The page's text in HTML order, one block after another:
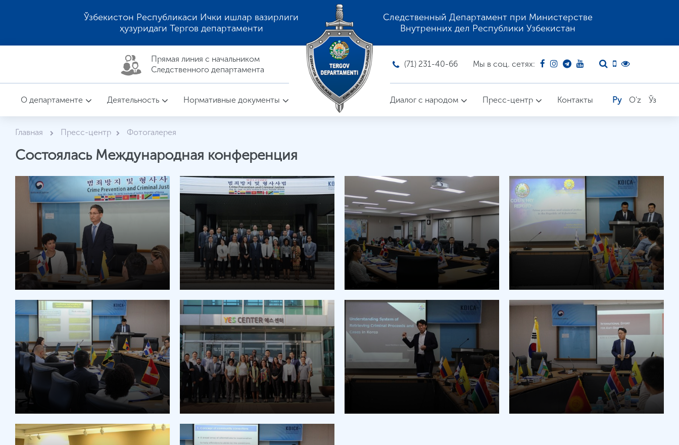
Ўзбекистон Республикаси Ички ишлар вазирлиги
ҳузуридаги Тергов департаменти
Следственный Департамент при Министерстве
Внутренних дел Республики Узбекистан
Прямая линия c начальником
Следственного департамента
(71) 231-40-66 Мы в соц. сетях:
О департаменте Деятельность Нормативные документы Диалог с народом Пресс-центр Контакты Ру O'z Ўз
Главная Пресс-центр Фотогалерея
Состоялась Международная конференция